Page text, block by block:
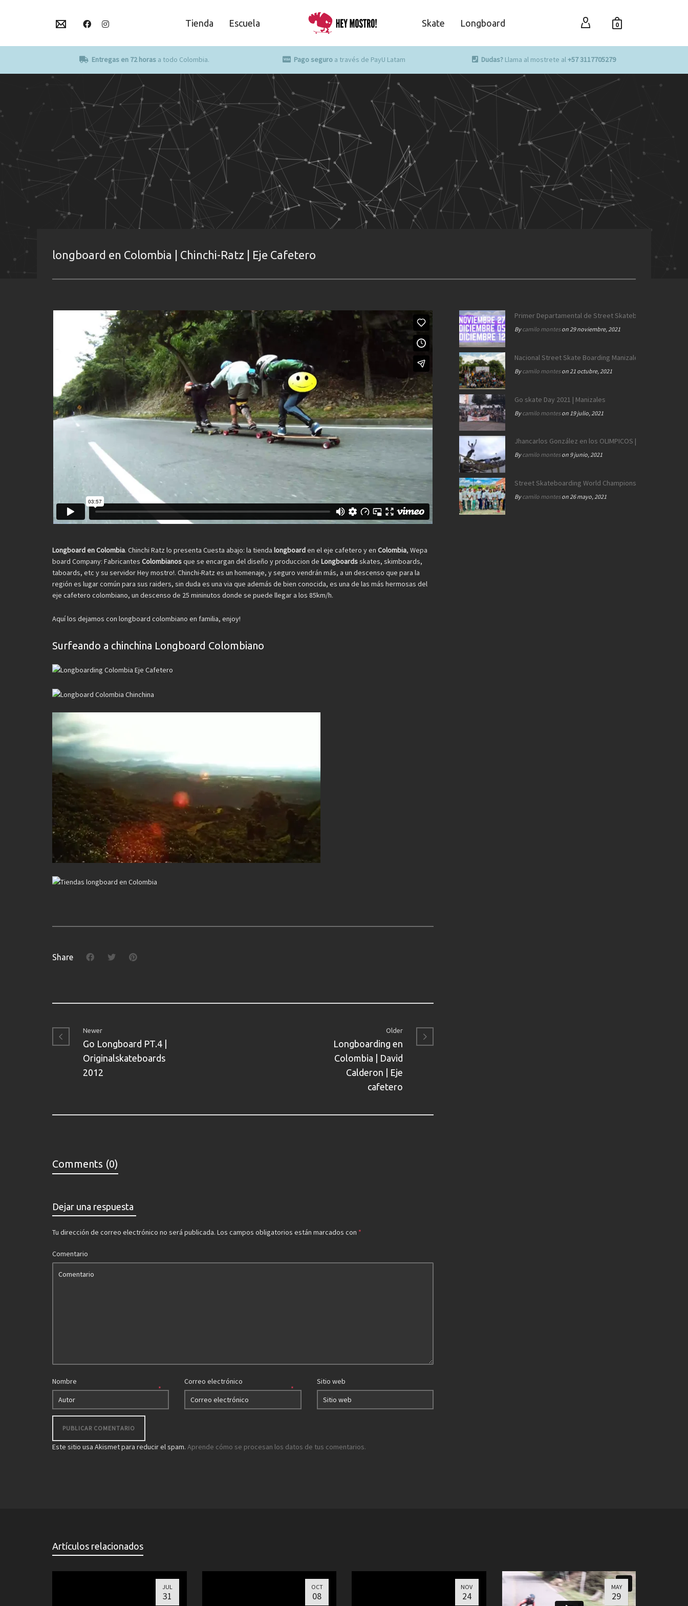
Tienda Escuela Skate Longboard 0
Entregas en 72 horas a todo Colombia. Pago seguro a través de PayU Latam Dudas?Llama al mostrete al+57 3117705279
longboard en Colombia | Chinchi-Ratz | Eje Cafetero
Longboard en Colombia. Chinchi Ratz lo presenta Cuesta abajo: la tienda longboarden el eje cafetero y en Colombia, Wepa
board Company: Fabricantes Colombianosque se encargan del diseño y produccion de Longboardsskates, skimboards,
taboards, etc y su servidor Hey mostro!. Chinchi-Ratz es un homenaje, y seguro vendrán más, a un descenso que para la
región es lugar común para sus raiders, sin duda es una via que además de bien conocida, es una de las más hermosas del
eje cafetero colombiano, un descenso de 25 mininutos donde se puede llegar a los 85km/h.
Aquí los dejamos con longboard colombiano en familia, enjoy!
Surfeando a chinchina Longboard Colombiano
Share
Newer
Go Longboard PT.4 |
Originalskateboards
2012
Older
Longboarding en
Colombia | David
Calderon | Eje
cafetero
Comments (0)
Dejar una respuesta
Tu dirección de correo electrónico no será publicada. Los campos obligatorios están marcados con *
Comentario
Nombre
*
Correo electrónico
*
Sitio web
Este sitio usa Akismet para reducir el spam. Aprende cómo se procesan los datos de tus comentarios.
Primer Departamental de Street Skateboarding de
Bycamilo monteson 29 noviembre, 2021
Nacional Street Skate Boarding Manizales 172 años
Bycamilo monteson 21 octubre, 2021
Go skate Day 2021 | Manizales
Bycamilo monteson 19 julio, 2021
Jhancarlos González en los OLIMPICOS | Equipo SB
Bycamilo monteson 9 junio, 2021
Street Skateboarding World Championships Roma 2021
Bycamilo monteson 26 mayo, 2021
Artículos relacionados
JUL
31
OCT
08
NOV
24
MAY
29